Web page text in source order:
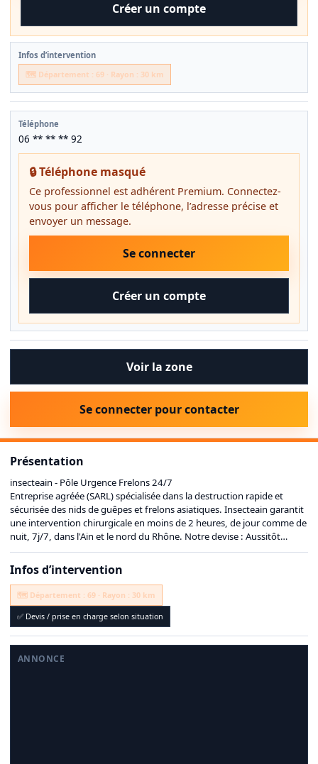
Présentation
insecteain - Pôle Urgence Frelons 24/7
Entreprise agréée (SARL) spécialisée dans la destruction rapide et
sécurisée des nids de guêpes et frelons asiatiques. Insecteain garantit
une intervention chirurgicale en moins de 2 heures, de jour comme de
nuit, 7j/7, dans l'Ain et le nord du Rhône. Notre devise : Aussitôt
appelé, aussitôt traité.
Certibiocide / certification : 031519
Assurance professionnelle : insecteain
Infos d’intervention
🗺️ Département : 69 · Rayon : 30 km
✅ Devis / prise en charge selon situation
ANNONCE
Créer un compte
Infos d’intervention
🗺️ Département : 69 · Rayon : 30 km
Téléphone
06 ** ** ** 92
🔒 Téléphone masqué
Ce professionnel est adhérent Premium. Connectez-
vous pour afficher le téléphone, l’adresse précise et
envoyer un message.
Se connecter
Créer un compte
Voir la zone
Se connecter pour contacter